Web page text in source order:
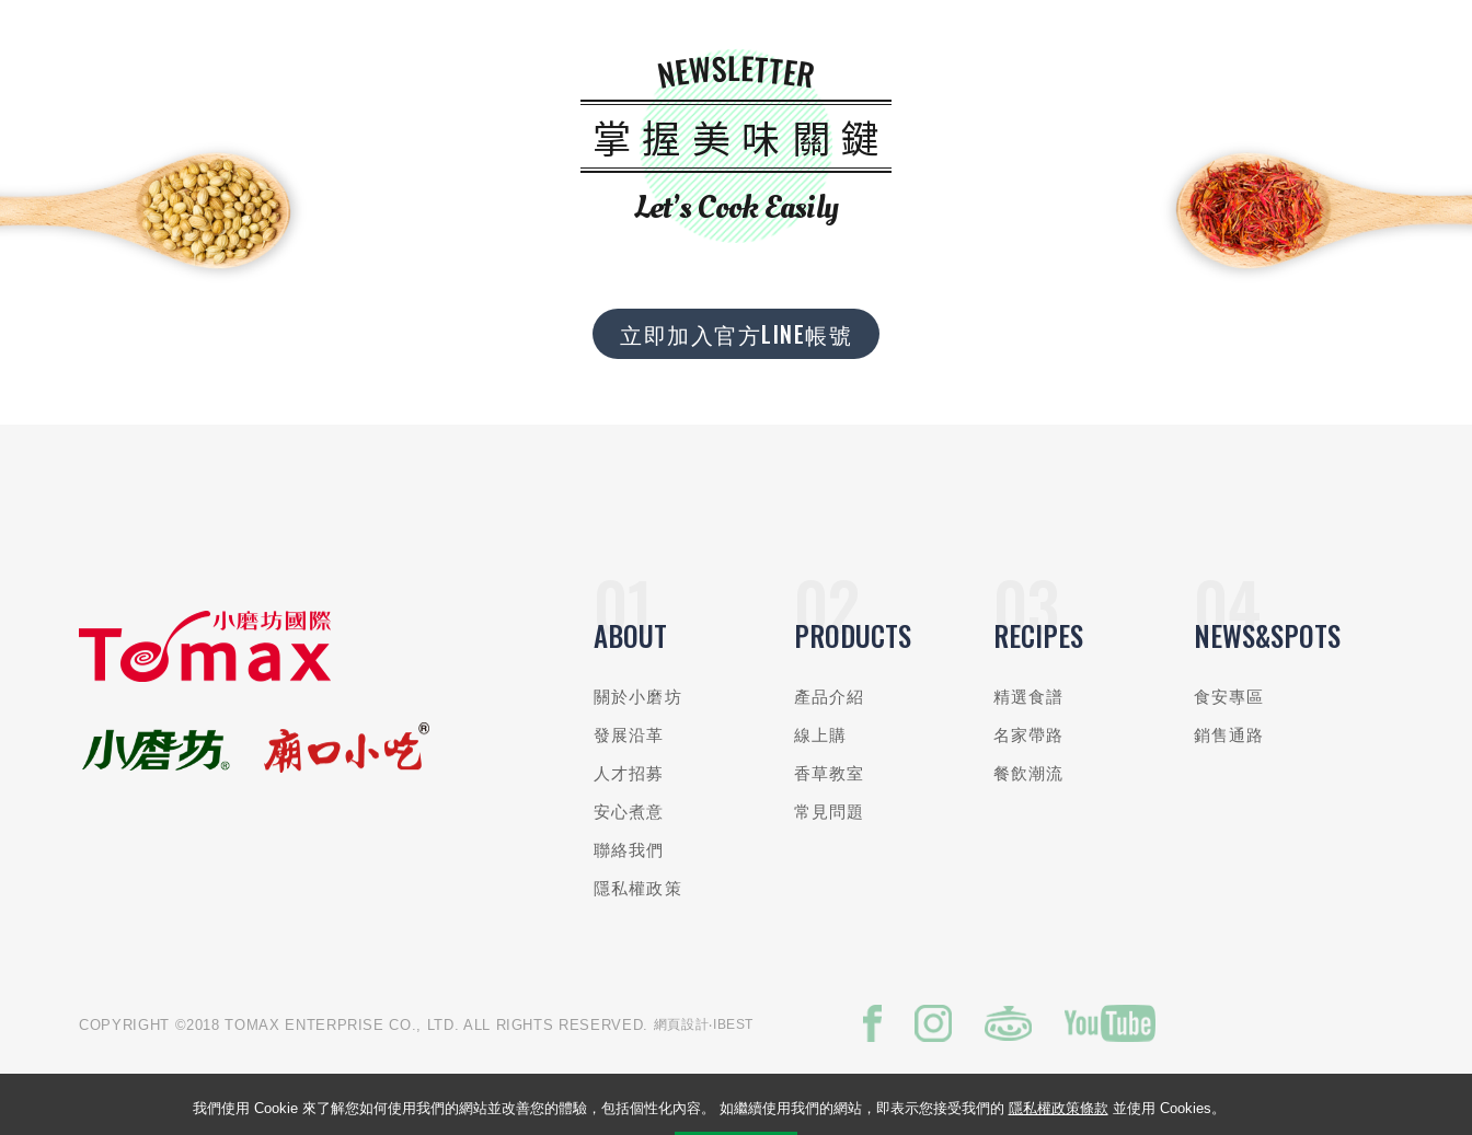
NEWSLETTER
掌握美味關鍵
Let’s Cook Easily
立即加入官方LINE帳號
ABOUT
關於小磨坊
發展沿革
人才招募
安心煮意
聯絡我們
隱私權政策
PRODUCTS
產品介紹
線上購
香草教室
常見問題
RECIPES
精選食譜
名家帶路
餐飲潮流
NEWS&SPOTS
食安專區
銷售通路
COPYRIGHT ©2018 TOMAX ENTERPRISE CO., LTD. ALL RIGHTS RESERVED. 網頁設計‧IBEST
我們使用 Cookie 來了解您如何使用我們的網站並改善您的體驗，包括個性化內容。 如繼續使用我們的網站，即表示您接受我們的 隱私權政策條款 並使用 Cookies。